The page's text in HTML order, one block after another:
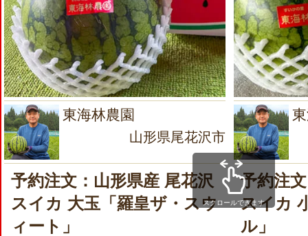
東海林農園
山形県尾花沢市
予約注文：山形県産 尾花沢
スイカ 大玉「羅皇ザ・スウ
ィート」
予約注
スイカ
ル」
スクロールできます